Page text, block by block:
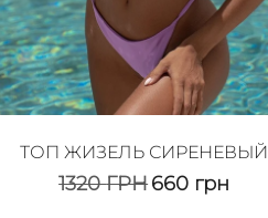
ТОП ЖИЗЕЛЬ СИРЕНЕВЫЙ
1320ГРН660 грн